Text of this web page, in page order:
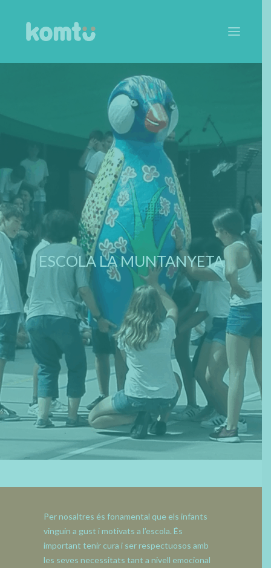
ESCOLES
CONTACTA
ESPAI DIGITAL
CATALÀ
ESPAÑOL
ESCOLA LA MUNTANYETA
Per nosaltres és fonamental que els infants
vinguin a gust i motivats a l’escola. És
important tenir cura i ser respectuosos amb
les seves necessitats tant a nivell emocional